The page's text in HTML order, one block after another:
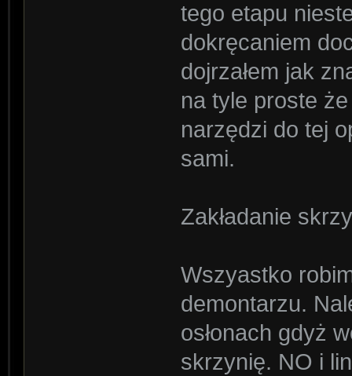
tego etapu
dokręcaniem
dojrzałem jak
na tyle proste
narzędzi do tej
sami.
Zakładanie
Wszyastko
demontarzu.
osłonach gdyż
skrzynię. NO i